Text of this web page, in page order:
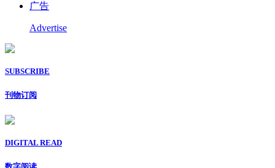
广告
Advertise
SUBSCRIBE
刊物订阅
DIGITAL READ